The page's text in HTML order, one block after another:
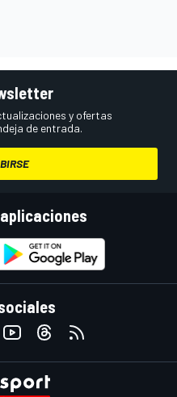
y ofertas
de entrada.